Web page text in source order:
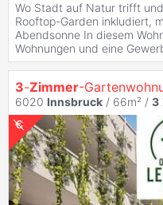
Wo Stadt auf Natur trifft
Rooftop-Garden inkludiert,
Abendsonne In diesem
Wohnungen und eine
3-Zimmer-
6020 Innsbruck / 66m² / 3